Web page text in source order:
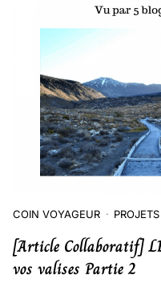
COIN VOYAGEUR
[Article Collaboratif]
vos valises Partie 2